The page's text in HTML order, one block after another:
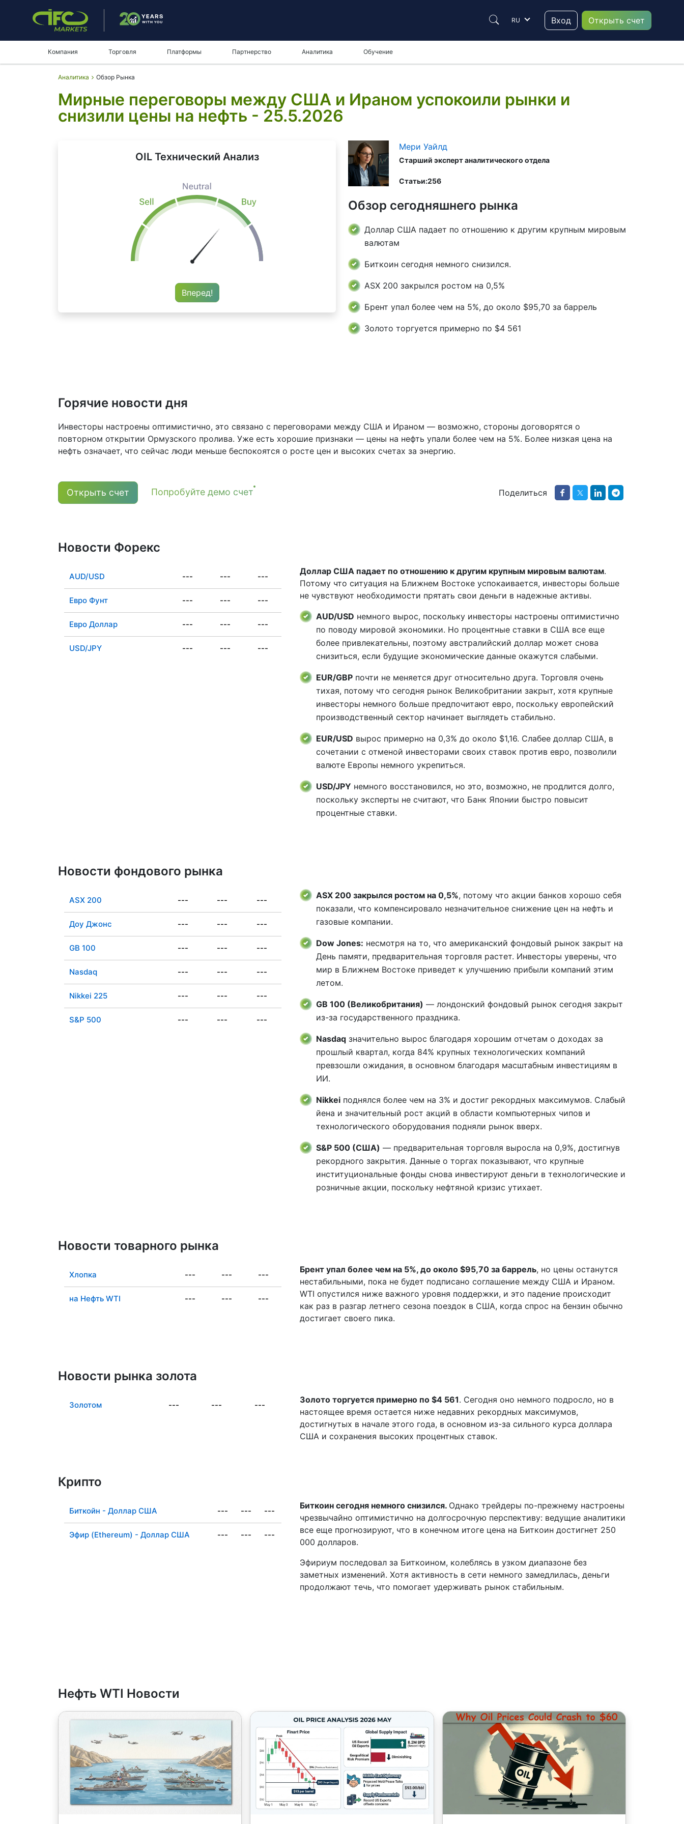
RU Вход Открыть счет
Компания Торговля Платформы Партнерство Аналитика Обучение
Аналитика Обзор Рынка
Мирные переговоры между США и Ираном успокоили рынки и
снизили цены на нефть - 25.5.2026
OIL Технический Анализ
Вперед!
Мери Уайлд
Старший эксперт аналитического отдела
Cтатьи:256
Обзор сегодняшнего рынка
Доллар США падает по отношению к другим крупным мировым
валютам
Биткоин сегодня немного снизился.
ASX 200 закрылся ростом на 0,5%
Брент упал более чем на 5%, до около $95,70 за баррель
Золото торгуется примерно по $4 561
Горячие новости дня
Инвесторы настроены оптимистично, это связано с переговорами между США и Ираном — возможно, стороны договорятся о
повторном открытии Ормузского пролива. Уже есть хорошие признаки — цены на нефть упали более чем на 5%. Более низкая цена на
нефть означает, что сейчас люди меньше беспокоятся о росте цен и высоких счетах за энергию.
Открыть счет Попробуйте демо счет Поделиться
Новости Форекс
AUD/USD --- --- ---
Евро Фунт --- --- ---
Евро Доллар --- --- ---
USD/JPY --- --- ---
Доллар США падает по отношению к другим крупным мировым валютам.
Потому что ситуация на Ближнем Востоке успокаивается, инвесторы больше
не чувствуют необходимости прятать свои деньги в надежные активы.
AUD/USD немного вырос, поскольку инвесторы настроены оптимистично
по поводу мировой экономики. Но процентные ставки в США все еще
более привлекательны, поэтому австралийский доллар может снова
снизиться, если будущие экономические данные окажутся слабыми.
EUR/GBP почти не меняется друг относительно друга. Торговля очень
тихая, потому что сегодня рынок Великобритании закрыт, хотя крупные
инвесторы немного больше предпочитают евро, поскольку европейский
производственный сектор начинает выглядеть стабильно.
EUR/USD вырос примерно на 0,3% до около $1,16. Слабее доллар США, в
сочетании с отменой инвесторами своих ставок против евро, позволили
валюте Европы немного укрепиться.
USD/JPY немного восстановился, но это, возможно, не продлится долго,
поскольку эксперты не считают, что Банк Японии быстро повысит
процентные ставки.
Новости фондового рынка
ASX 200 --- --- ---
Доу Джонс --- --- ---
GB 100 --- --- ---
Nasdaq --- --- ---
Nikkei 225 --- --- ---
S&P 500 --- --- ---
ASX 200 закрылся ростом на 0,5%, потому что акции банков хорошо себя
показали, что компенсировало незначительное снижение цен на нефть и
газовые компании.
Dow Jones: несмотря на то, что американский фондовый рынок закрыт на
День памяти, предварительная торговля растет. Инвесторы уверены, что
мир в Ближнем Востоке приведет к улучшению прибыли компаний этим
летом.
GB 100 (Великобритания) — лондонский фондовый рынок сегодня закрыт
из-за государственного праздника.
Nasdaq значительно вырос благодаря хорошим отчетам о доходах за
прошлый квартал, когда 84% крупных технологических компаний
превзошли ожидания, в основном благодаря масштабным инвестициям в
ИИ.
Nikkei поднялся более чем на 3% и достиг рекордных максимумов. Слабый
йена и значительный рост акций в области компьютерных чипов и
технологического оборудования подняли рынок вверх.
S&P 500 (США) — предварительная торговля выросла на 0,9%, достигнув
рекордного закрытия. Данные о торгах показывают, что крупные
институциональные фонды снова инвестируют деньги в технологические и
розничные акции, поскольку нефтяной кризис утихает.
Новости товарного рынка
Хлопка --- --- ---
на Нефть WTI --- --- ---
Брент упал более чем на 5%, до около $95,70 за баррель, но цены останутся
нестабильными, пока не будет подписано соглашение между США и Ираном.
WTI опустился ниже важного уровня поддержки, и это падение происходит
как раз в разгар летнего сезона поездок в США, когда спрос на бензин обычно
достигает своего пика.
Новости рынка золота
Золотом --- --- ---
Золото торгуется примерно по $4 561. Сегодня оно немного подросло, но в
настоящее время остается ниже недавних рекордных максимумов,
достигнутых в начале этого года, в основном из-за сильного курса доллара
США и сохранения высоких процентных ставок.
Крипто
Биткойн - Доллар США --- --- ---
Эфир (Ethereum) - Доллар США --- --- ---
Биткоин сегодня немного снизился. Однако трейдеры по-прежнему настроены
чрезвычайно оптимистично на долгосрочную перспективу: ведущие аналитики
все еще прогнозируют, что в конечном итоге цена на Биткоин достигнет 250
000 долларов.
Эфириум последовал за Биткоином, колеблясь в узком диапазоне без
заметных изменений. Хотя активность в сети немного замедлилась, деньги
продолжают течь, что помогает удерживать рынок стабильным.
Нефть WTI Новости